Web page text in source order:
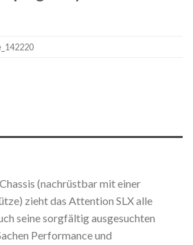
(nachrüstbar mit einer
zieht das Attention SLX alle
seine sorgfältig ausgesuchten
Performance und